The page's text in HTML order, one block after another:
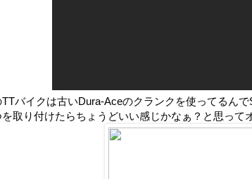
バイクは古いDura-Aceのクランクを使ってるん
を取り付けたらちょうどいい感じかなぁ？と思って